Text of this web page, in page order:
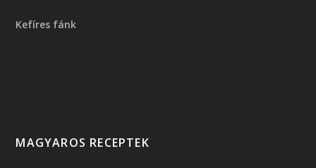
Kefíres fánk
MAGYAROS RECEPTEK